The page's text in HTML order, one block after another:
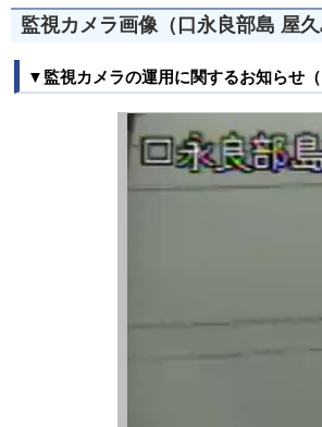
監視カメラ画像（口永良部島 屋久
▼監視カメラの運用に関するお知らせ